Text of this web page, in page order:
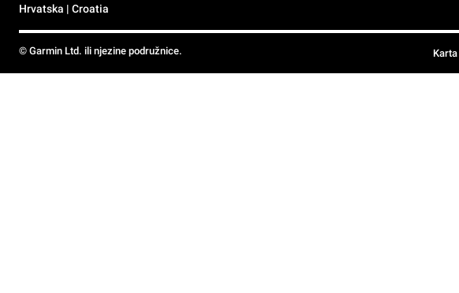
Hrvatska | Croatia
© Garmin Ltd. ili njezine podružnice.